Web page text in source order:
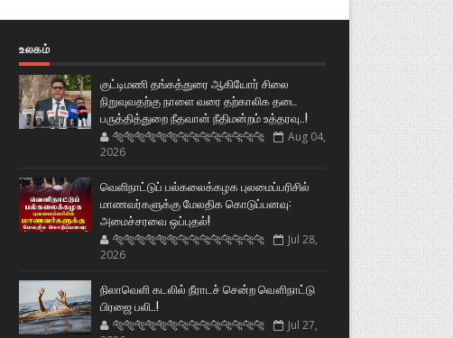
உலகம்
குட்டிமணி தங்கத்துரை ஆகியோர் சிலை
நிறுவுவதற்கு நாளை வரை தற்காலிக தடை
பருத்தித்துறை நீதவான் நீதிமன்றம் உத்தரவு..!
🐅🐅🐅🐅🐅🐅🐆🐆🐆🐆🐆🐆🐆🐆
Aug 04,
2026
வெளிநாட்டுப் பல்கலைக்கழக புலமைப்பரிசில்
மாணவர்களுக்கு மேலதிக கொடுப்பனவு:
அமைச்சரவை ஒப்புதல்!
🐅🐅🐅🐅🐅🐅🐆🐆🐆🐆🐆🐆🐆🐆
Jul 28,
2026
நிலாவெளி கடலில் நீராடச் சென்ற வௌிநாட்டு
பிரஜை பலி..!
🐅🐅🐅🐅🐅🐅🐆🐆🐆🐆🐆🐆🐆🐆
Jul 27,